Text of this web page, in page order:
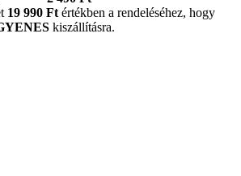
19 990 Ft értékben a rendeléséhez, hogy
kiszállításra.